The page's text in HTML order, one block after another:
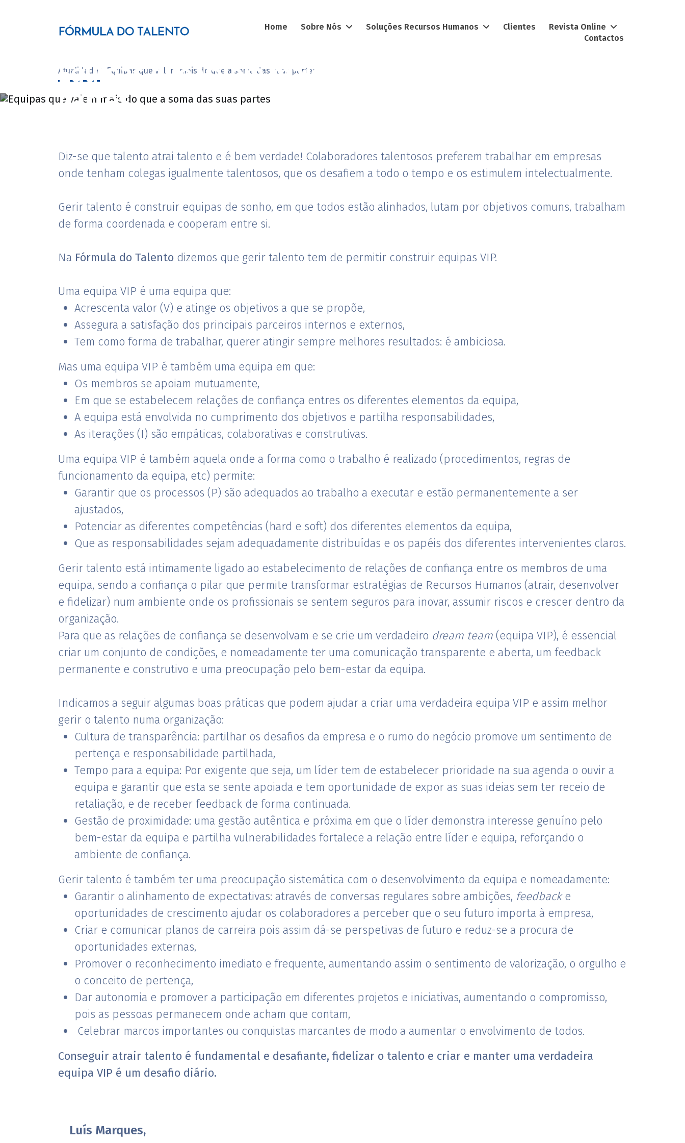
Home Sobre Nós Soluções Recursos Humanos Clientes
Revista Online
Contactos
Atualidade > Equipas que valem mais do que a soma das suas partes
Equipas que valem mais do que a soma das suas
partes
Diz-se que talento atrai talento e é bem verdade! Colaboradores talentosos preferem trabalhar em empresas
onde tenham colegas igualmente talentosos, que os desafiem a todo o tempo e os estimulem intelectualmente.
Gerir talento é construir equipas de sonho, em que todos estão alinhados, lutam por objetivos comuns, trabalham
de forma coordenada e cooperam entre si.
Na Fórmula do Talento dizemos que gerir talento tem de permitir construir equipas VIP.
Uma equipa VIP é uma equipa que:
Acrescenta valor (V) e atinge os objetivos a que se propõe,
Assegura a satisfação dos principais parceiros internos e externos,
Tem como forma de trabalhar, querer atingir sempre melhores resultados: é ambiciosa.
Mas uma equipa VIP é também uma equipa em que:
Os membros se apoiam mutuamente,
Em que se estabelecem relações de confiança entres os diferentes elementos da equipa,
A equipa está envolvida no cumprimento dos objetivos e partilha responsabilidades,
As iterações (I) são empáticas, colaborativas e construtivas.
Uma equipa VIP é também aquela onde a forma como o trabalho é realizado (procedimentos, regras de
funcionamento da equipa, etc) permite:
Garantir que os processos (P) são adequados ao trabalho a executar e estão permanentemente a ser
ajustados,
Potenciar as diferentes competências (hard e soft) dos diferentes elementos da equipa,
Que as responsabilidades sejam adequadamente distribuídas e os papéis dos diferentes intervenientes claros.
Gerir talento está intimamente ligado ao estabelecimento de relações de confiança entre os membros de uma
equipa, sendo a confiança o pilar que permite transformar estratégias de Recursos Humanos (atrair, desenvolver
e fidelizar) num ambiente onde os profissionais se sentem seguros para inovar, assumir riscos e crescer dentro da
organização.
Para que as relações de confiança se desenvolvam e se crie um verdadeiro dream team (equipa VIP), é essencial
criar um conjunto de condições, e nomeadamente ter uma comunicação transparente e aberta, um feedback
permanente e construtivo e uma preocupação pelo bem-estar da equipa.
Indicamos a seguir algumas boas práticas que podem ajudar a criar uma verdadeira equipa VIP e assim melhor
gerir o talento numa organização:
Cultura de transparência: partilhar os desafios da empresa e o rumo do negócio promove um sentimento de
pertença e responsabilidade partilhada,
Tempo para a equipa: Por exigente que seja, um líder tem de estabelecer prioridade na sua agenda o ouvir a
equipa e garantir que esta se sente apoiada e tem oportunidade de expor as suas ideias sem ter receio de
retaliação, e de receber feedback de forma continuada.
Gestão de proximidade: uma gestão autêntica e próxima em que o líder demonstra interesse genuíno pelo
bem-estar da equipa e partilha vulnerabilidades fortalece a relação entre líder e equipa, reforçando o
ambiente de confiança.
Gerir talento é também ter uma preocupação sistemática com o desenvolvimento da equipa e nomeadamente:
Garantir o alinhamento de expectativas: através de conversas regulares sobre ambições, feedbacke
oportunidades de crescimento ajudar os colaboradores a perceber que o seu futuro importa à empresa,
Criar e comunicar planos de carreira pois assim dá-se perspetivas de futuro e reduz-se a procura de
oportunidades externas,
Promover o reconhecimento imediato e frequente, aumentando assim o sentimento de valorização, o orgulho e
o conceito de pertença,
Dar autonomia e promover a participação em diferentes projetos e iniciativas, aumentando o compromisso,
pois as pessoas permanecem onde acham que contam,
Celebrar marcos importantes ou conquistas marcantes de modo a aumentar o envolvimento de todos.
Conseguir atrair talento é fundamental e desafiante, fidelizar o talento e criar e manter uma verdadeira
equipa VIP é um desafio diário.
Luís Marques,